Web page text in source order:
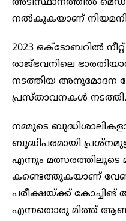
അടിസ്ഥാനത്തിൽ
നൽകുകയാണ്
2023 ഒക്ടോബറിൽ
രാജ്ഭവനിലെ
നടത്തിയ അനുമോദന
പ്രസ്താവനകൾ നടത്തി.
നമ്മുടെ
ബുദ്ധിപരമായി
എന്നും മത്സരത്തിലൂടെ
കണ്ടെത്തുകയാണ്
പരീക്ഷയ്ക്ക് കോച്ചിങ്
എന്നതൊരു മിത്ത് ആണ്,